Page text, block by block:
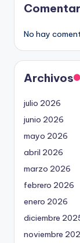
No hay
Archivos
julio 2026
junio 2026
mayo 2026
abril 2026
marzo 2026
febrero 2026
enero 2026
diciembre
noviembre